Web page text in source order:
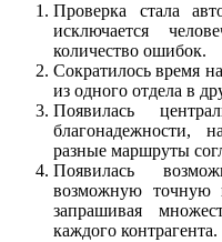
Проверка стала
исключается
количество ошибок.
Сократилось время
из одного отдела в
Появилась
благонадежности,
разные маршруты
Появилась
возможную точную
запрашивая
каждого контрагента.